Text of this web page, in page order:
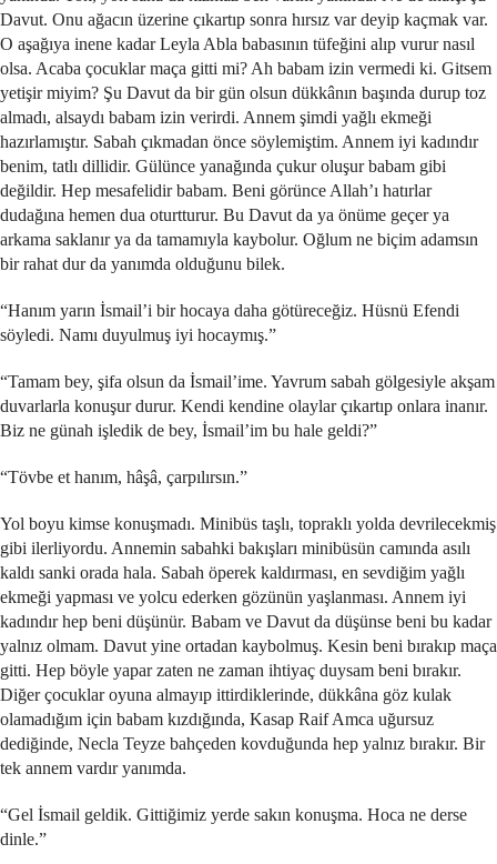
Davut. Onu ağacın üzerine çıkartıp sonra hırsız var deyip kaçmak var.
O aşağıya inene kadar Leyla Abla babasının tüfeğini alıp vurur nasıl
olsa. Acaba çocuklar maça gitti mi? Ah babam izin vermedi ki. Gitsem
yetişir miyim? Şu Davut da bir gün olsun dükkânın başında durup toz
almadı, alsaydı babam izin verirdi. Annem şimdi yağlı ekmeği
hazırlamıştır. Sabah çıkmadan önce söylemiştim. Annem iyi kadındır
benim, tatlı dillidir. Gülünce yanağında çukur oluşur babam gibi
değildir. Hep mesafelidir babam. Beni görünce Allah’ı hatırlar
dudağına hemen dua oturtturur. Bu Davut da ya önüme geçer ya
arkama saklanır ya da tamamıyla kaybolur. Oğlum ne biçim adamsın
bir rahat dur da yanımda olduğunu bilek.
“Hanım yarın İsmail’i bir hocaya daha götüreceğiz. Hüsnü Efendi
söyledi. Namı duyulmuş iyi hocaymış.”
“Tamam bey, şifa olsun da İsmail’ime. Yavrum sabah gölgesiyle akşam
duvarlarla konuşur durur. Kendi kendine olaylar çıkartıp onlara inanır.
Biz ne günah işledik de bey, İsmail’im bu hale geldi?”
“Tövbe et hanım, hâşâ, çarpılırsın.”
Yol boyu kimse konuşmadı. Minibüs taşlı, topraklı yolda devrilecekmiş
gibi ilerliyordu. Annemin sabahki bakışları minibüsün camında asılı
kaldı sanki orada hala. Sabah öperek kaldırması, en sevdiğim yağlı
ekmeği yapması ve yolcu ederken gözünün yaşlanması. Annem iyi
kadındır hep beni düşünür. Babam ve Davut da düşünse beni bu kadar
yalnız olmam. Davut yine ortadan kaybolmuş. Kesin beni bırakıp maça
gitti. Hep böyle yapar zaten ne zaman ihtiyaç duysam beni bırakır.
Diğer çocuklar oyuna almayıp ittirdiklerinde, dükkâna göz kulak
olamadığım için babam kızdığında, Kasap Raif Amca uğursuz
dediğinde, Necla Teyze bahçeden kovduğunda hep yalnız bırakır. Bir
tek annem vardır yanımda.
“Gel İsmail geldik. Gittiğimiz yerde sakın konuşma. Hoca ne derse
dinle.”